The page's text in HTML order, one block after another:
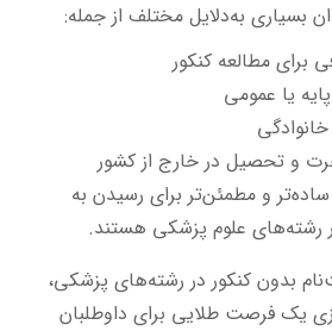
بسیاری به‌دلایل مختلف از جمله:
برای مطالعه کنکور
یا عمومی
و تحصیل در خارج از کشور
ساده‌تر و مطمئن‌تر برای رسیدن به
علوم پزشکی هستند.
بدون کنکور در رشته‌های پزشکی،
یک فرصت طلایی برای داوطلبان